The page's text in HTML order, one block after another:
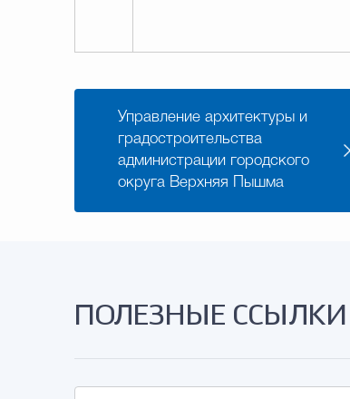
Управление архитектуры и
градостроительства
администрации городского
округа Верхняя Пышма
ПОЛЕЗНЫЕ ССЫЛКИ